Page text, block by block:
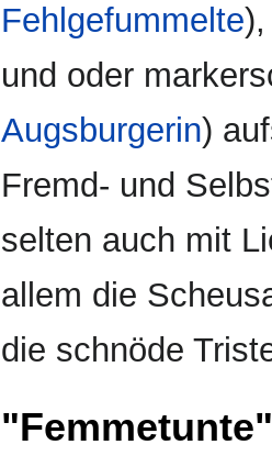
Fehlgefummelte
und oder
Augsburgerin)
Fremd- und
selten auch mit
allem die
die schnöde